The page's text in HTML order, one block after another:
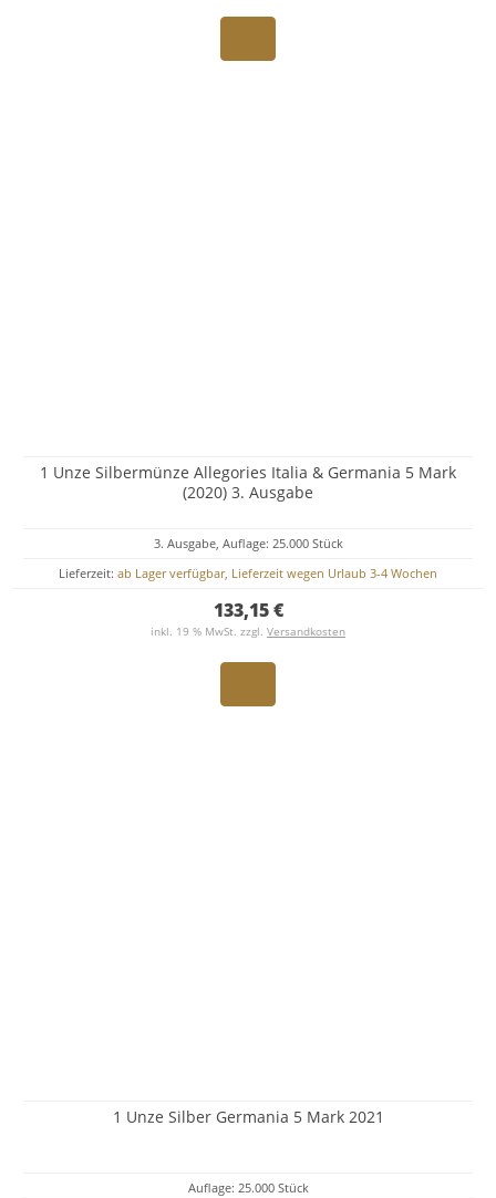
1 Unze Silbermünze Allegories Italia & Germania 5 Mark
(2020) 3. Ausgabe
3. Ausgabe, Auflage: 25.000 Stück
Lieferzeit: ab Lager verfügbar, Lieferzeit wegen Urlaub 3-4 Wochen
133,15 €
inkl. 19 % MwSt. zzgl. Versandkosten
1 Unze Silber Germania 5 Mark 2021
Auflage: 25.000 Stück